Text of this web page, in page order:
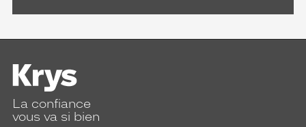
La confiance
vous va si bien